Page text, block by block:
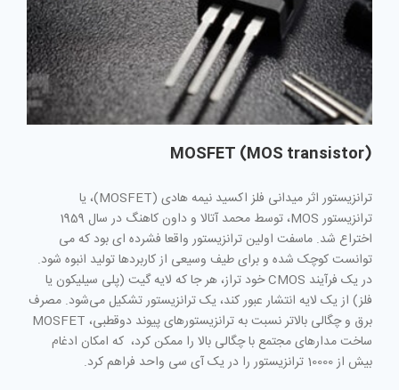
MOSFET (MOS transistor)
ترانزیستور اثر میدانی فلز اکسید نیمه هادی (MOSFET)، یا
ترانزیستور MOS، توسط محمد آتالا و داون کاهنگ در سال 1959
اختراع شد. ماسفت اولین ترانزیستور واقعا فشرده ای بود که می
توانست کوچک شده و برای طیف وسیعی از کاربردها تولید انبوه شود.
در یک فرآیند CMOS خود تراز، هر جا که لایه گیت (پلی سیلیکون یا
فلز) از یک لایه انتشار عبور کند، یک ترانزیستور تشکیل می‌شود. مصرف
برق و چگالی بالاتر نسبت به ترانزیستورهای پیوند دوقطبی، MOSFET
ساخت مدارهای مجتمع با چگالی بالا را ممکن کرد، که امکان ادغام
بیش از 10000 ترانزیستور را در یک آی سی واحد فراهم کرد.